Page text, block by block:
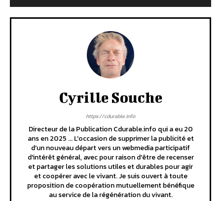
Cyrille Souche
https://cdurable.info
Directeur de la Publication Cdurable.info qui a eu 20
ans en 2025 ... L'occasion de supprimer la publicité et
d'un nouveau départ vers un webmedia participatif
d'intérêt général, avec pour raison d'être de recenser
et partager les solutions utiles et durables pour agir
et coopérer avec le vivant. Je suis ouvert à toute
proposition de coopération mutuellement bénéfique
au service de la régénération du vivant.